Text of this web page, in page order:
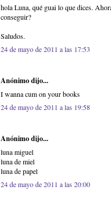
hola Luna, qué guai lo que dices.
conseguir?
Saludos.
24 de mayo de 2011 a las 17:53
Anónimo dijo...
I wanna cum on your books
24 de mayo de 2011 a las 19:58
Anónimo dijo...
luna miguel
luna de miel
luna de papel
24 de mayo de 2011 a las 20:00